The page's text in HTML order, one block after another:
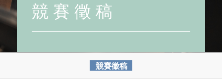
競 賽 徵 稿
競賽徵稿